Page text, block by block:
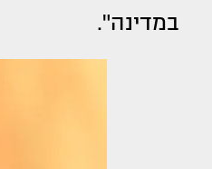
במדינה".